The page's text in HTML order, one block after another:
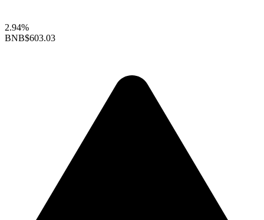
2.94%
BNB$603.03